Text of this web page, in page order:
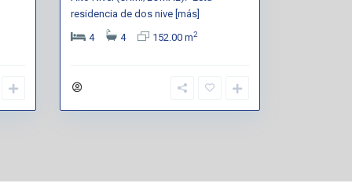
residencia de dos nive [más]
4
4 152.00 m2